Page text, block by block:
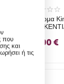
Πάπλωμα
80/20
357.00 €
που
και
ή τις